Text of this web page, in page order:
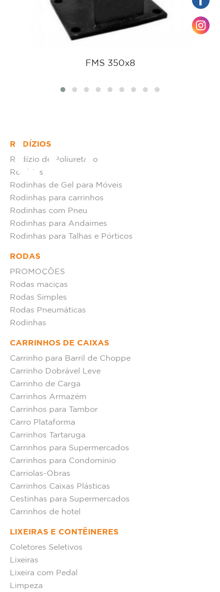
FMS 350x8
RODÍZIOS
Rodízio de Poliuretano
Rodízios
Rodinhas de Gel para Móveis
Rodinhas para carrinhos
Rodinhas com Pneu
Rodinhas para Andaimes
Rodinhas para Talhas e Pórticos
RODAS
PROMOÇÕES
Rodas maciças
Rodas Simples
Rodas Pneumáticas
Rodinhas
CARRINHOS DE CAIXAS
Carrinho para Barril de Choppe
Carrinho Dobrável Leve
Carrinho de Carga
Carrinhos Armazém
Carrinhos para Tambor
Carro Plataforma
Carrinhos Tartaruga
Carrinhos para Supermercados
Carrinhos para Condomínio
Carriolas-Obras
Carrinhos Caixas Plásticas
Cestinhas para Supermercados
Carrinhos de hotel
LIXEIRAS E CONTÊINERES
Coletores Seletivos
Lixeiras
Lixeira com Pedal
Limpeza